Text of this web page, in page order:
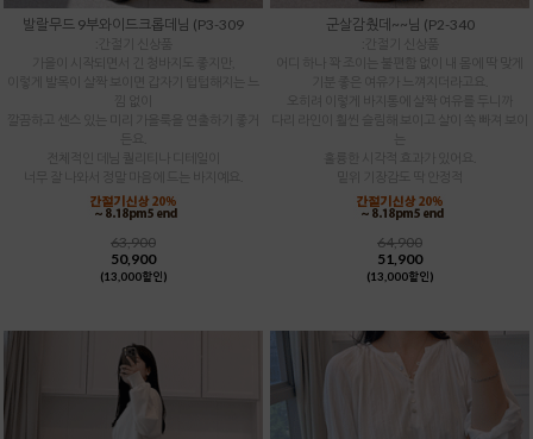
발랄무드 9부와이드크롭데님 (P3-309
:간절기 신상품
가을이 시작되면서 긴 청바지도 좋지만,
낌 없이
깔끔하고 센스 있는 미리 가을룩을 연출하기 좋거
전체적인 데님 퀄리티나 디테일이
63,900
50,900
(13,000할인)
군살감췄데~~님 (P2-340
:간절기 신상품
어디 하나 꽉 조이는 불편함 없이 내 몸에 딱 맞게
기분 좋은 여유가 느껴지더라고요.
오히려 이렇게 바지통에 살짝 여유를 두니까
훌륭한 시각적 효과가 있어요.
64,900
51,900
(13,000할인)